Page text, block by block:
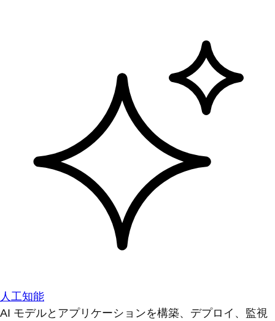
人工知能
AI モデルとアプリケーションを構築、デプロイ、監視